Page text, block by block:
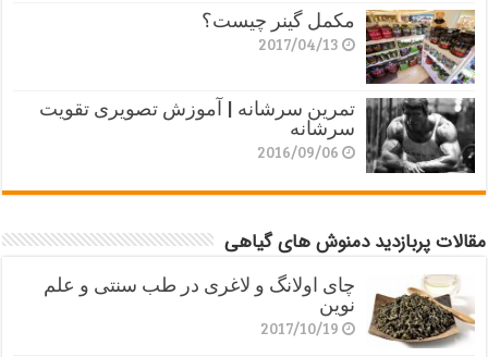
مکمل گینر چیست؟
2017/04/13
تمرین سرشانه | آموزش تصویری تقویت
سرشانه
2016/09/06
مقالات پربازدید دمنوش های گیاهی
چای اولانگ و لاغری در طب سنتی و علم
نوین
2017/10/19